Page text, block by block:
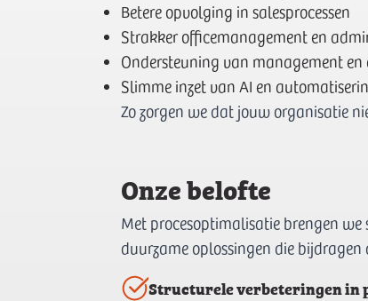
Betere opvolging in salesprocessen
Strakker officemanagement en
Ondersteuning van management en
Slimme inzet van AI en
Zo zorgen we dat jouw organisatie
Onze belofte
Met procesoptimalisatie brengen
duurzame oplossingen die
Structurele verbeteringen in